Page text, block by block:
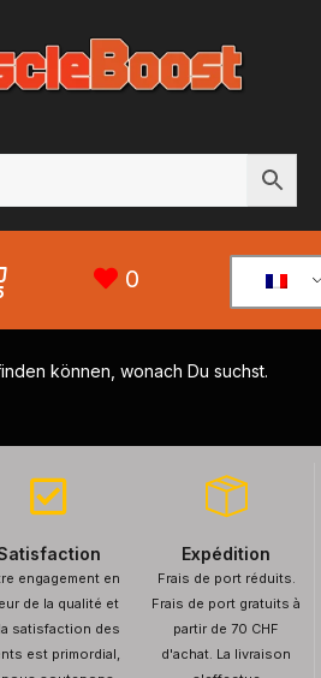
0
können, wonach Du suchst.
engagement en
de la qualité et
satisfaction des
est primordial,
Expédition
Frais de port réduits.
Frais de port gratuits à
partir de 70 CHF
d'achat. La livraison